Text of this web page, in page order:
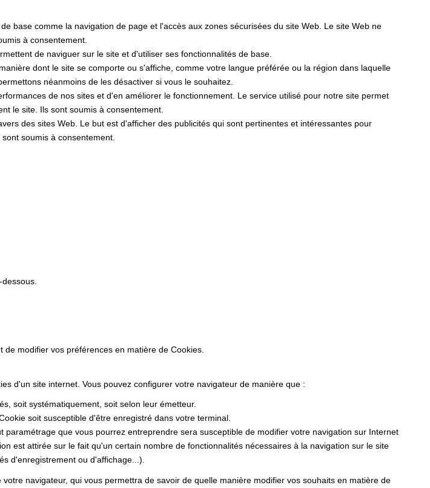
base comme la navigation de page et l'accès aux zones sécurisées du site Web. Le site Web ne
à consentement.
de naviguer sur le site et d'utiliser ses fonctionnalités de base.
dont le site se comporte ou s'affiche, comme votre langue préférée ou la région dans laquelle
néanmoins de les désactiver si vous le souhaitez.
de nos sites et d'en améliorer le fonctionnement. Le service utilisé pour notre site permet
le site. Ils sont soumis à consentement.
des sites Web. Le but est d'afficher des publicités qui sont pertinentes et intéressantes pour
soumis à consentement.
modifier vos préférences en matière de Cookies.
d'un site internet. Vous pouvez configurer votre navigateur de manière que :
soit systématiquement, soit selon leur émetteur.
soit susceptible d'être enregistré dans votre terminal.
que vous pourrez entreprendre sera susceptible de modifier votre navigation sur Internet
est attirée sur le fait qu'un certain nombre de fonctionnalités nécessaires à la navigation sur le site
d'enregistrement ou d'affichage...).
navigateur, qui vous permettra de savoir de quelle manière modifier vos souhaits en matière de